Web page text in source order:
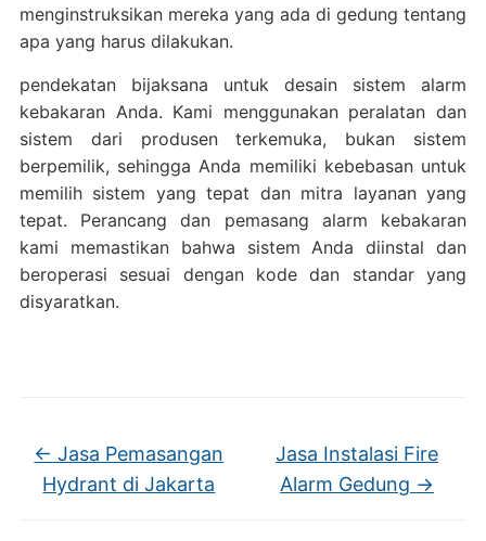
menginstruksikan mereka yang ada di gedung tentang
apa yang harus dilakukan.
pendekatan bijaksana untuk desain sistem alarm
kebakaran Anda. Kami menggunakan peralatan dan
sistem dari produsen terkemuka, bukan sistem
berpemilik, sehingga Anda memiliki kebebasan untuk
memilih sistem yang tepat dan mitra layanan yang
tepat. Perancang dan pemasang alarm kebakaran
kami memastikan bahwa sistem Anda diinstal dan
beroperasi sesuai dengan kode dan standar yang
disyaratkan.
← Jasa Pemasangan
Hydrant di Jakarta
Jasa Instalasi Fire
Alarm Gedung →